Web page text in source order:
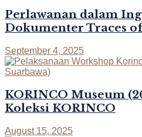
Perlawanan dalam
Dokumenter Traces
September 4, 2025
KORINCO Museum
Koleksi KORINCO
August 15, 2025